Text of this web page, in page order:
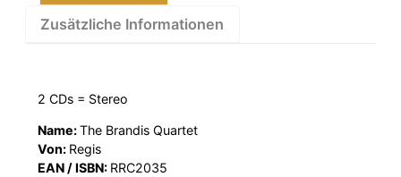
Zusätzliche Informationen
2 CDs = Stereo
Name:The Brandis Quartet
Von: Regis
EAN / ISBN: RRC2035